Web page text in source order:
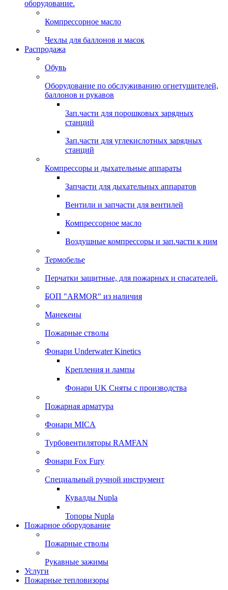
оборудование.
Компрессорное масло
Чехлы для баллонов и масок
Распродажа
Обувь
Оборудование по обслуживанию огнетушителей,
баллонов и рукавов
Зап.части для порошковых зарядных
станций
Зап.части для углекислотных зарядных
станций
Компрессоры и дыхательные аппараты
Запчасти для дыхательных аппаратов
Вентили и запчасти для вентилей
Компрессорное масло
Воздушные компрессоры и зап.части к ним
Термобелье
Перчатки защитные, для пожарных и спасателей.
БОП "ARMOR" из наличия
Манекены
Пожарные стволы
Фонари Underwater Kinetics
Крепления и лампы
Фонари UK Сняты с производства
Пожарная арматура
Фонари MICA
Турбовентиляторы RAMFAN
Фонари Fox Fury
Специальный ручной инструмент
Кувалды Nupla
Топоры Nupla
Пожарное оборудование
Пожарные стволы
Рукавные зажимы
Услуги
Пожарные тепловизоры